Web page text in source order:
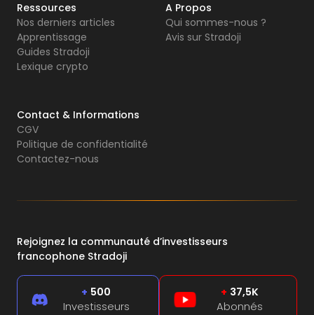
Ressources
Nos derniers articles
Apprentissage
Guides Stradoji
Lexique crypto
A Propos
Qui sommes-nous ?
Avis sur Stradoji
Contact & Informations
CGV
Politique de confidentialité
Contactez-nous
Rejoignez la communauté d’investisseurs
francophone Stradoji
+ 500
Investisseurs
+ 37,5K
Abonnés